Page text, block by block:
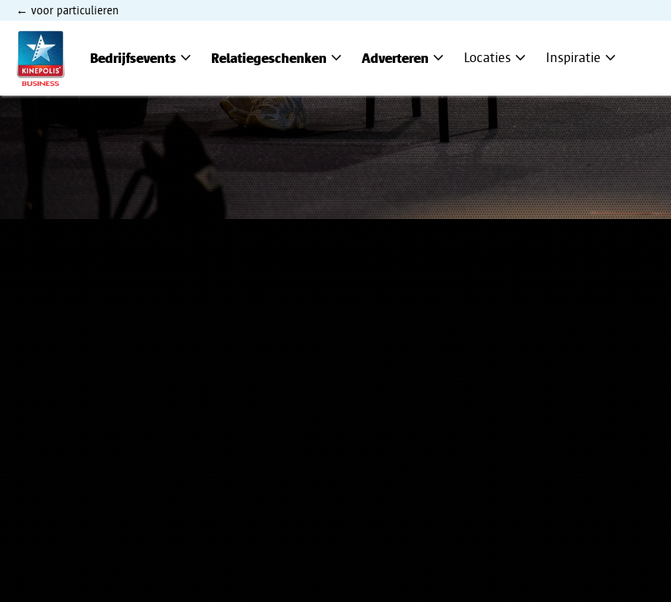
voor particulieren
Bedrijfsevents expand_more Relatiegeschenken expand_more Adverteren expand_more Locaties expand_more Inspiratie expand_more